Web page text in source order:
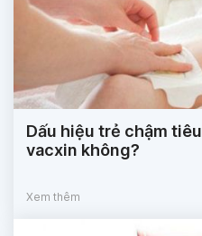
Dấu hiệu trẻ chậm
vacxin không?
Xem thêm